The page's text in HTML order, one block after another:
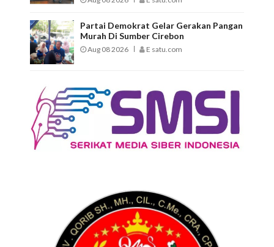
Partai Demokrat Gelar Gerakan Pangan
Murah Di Sumber Cirebon
Aug 08 2026 E satu.com